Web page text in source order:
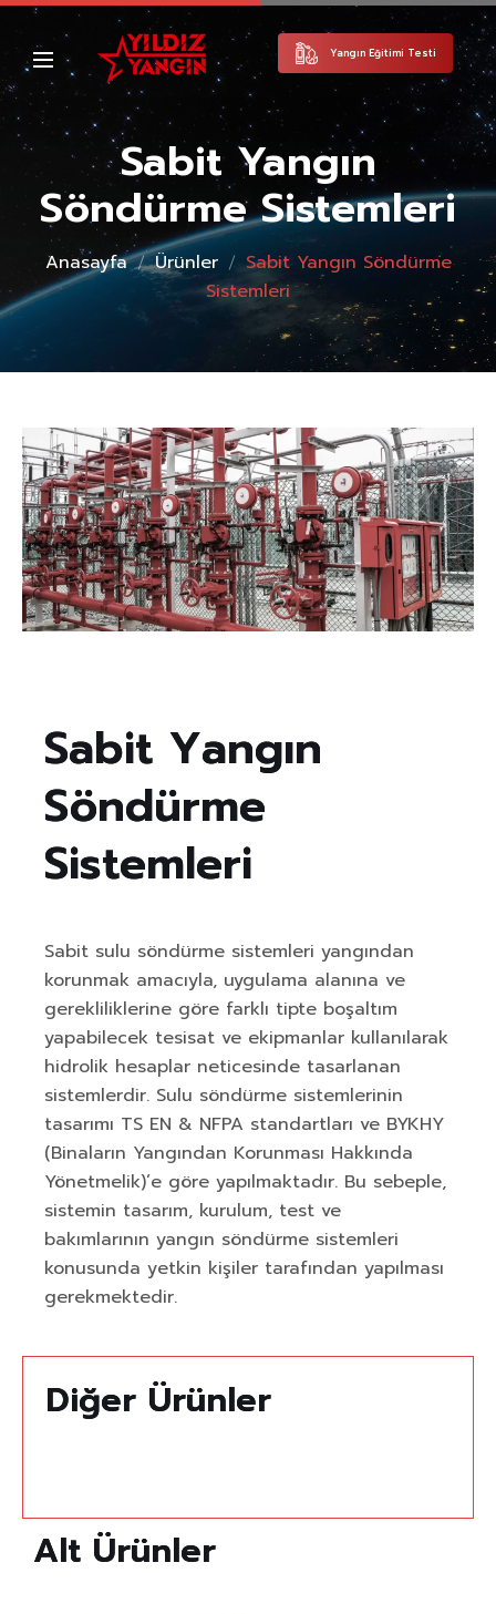
Yangın Eğitimi Testi
Sabit Yangın
Söndürme Sistemleri
Anasayfa Ürünler
Sabit Yangın Söndürme
Sistemleri
Diğer Ürünler
Sabit Yangın
Söndürme
Sistemleri
Sabit sulu söndürme sistemleri yangından
korunmak amacıyla, uygulama alanına ve
gerekliliklerine göre farklı tipte boşaltım
yapabilecek tesisat ve ekipmanlar kullanılarak
hidrolik hesaplar neticesinde tasarlanan
sistemlerdir. Sulu söndürme sistemlerinin
tasarımı TS EN & NFPA standartları ve BYKHY
(Binaların Yangından Korunması Hakkında
Yönetmelik)’e göre yapılmaktadır. Bu sebeple,
sistemin tasarım, kurulum, test ve
bakımlarının yangın söndürme sistemleri
konusunda yetkin kişiler tarafından yapılması
gerekmektedir.
Alt Ürünler